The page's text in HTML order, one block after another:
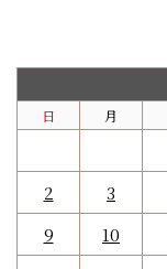
日 月
2
3
9
10